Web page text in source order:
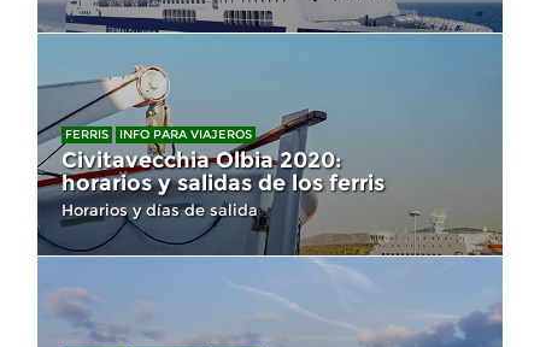
FERRIS INFO PARA VIAJEROS
Civitavecchia Olbia 2020:
horarios y salidas de los ferris
Horarios y días de salida